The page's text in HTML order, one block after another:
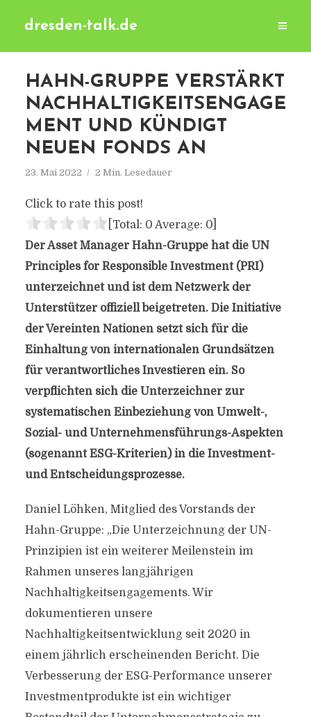
dresden-talk.de
HAHN-GRUPPE VERSTÄRKT
NACHHALTIGKEITSENGAGE
MENT UND KÜNDIGT
NEUEN FONDS AN
23. Mai 2022 2 Min. Lesedauer
Click to rate this post!
[Total: 0 Average: 0]
Der Asset Manager Hahn-Gruppe hat die UN
Principles for Responsible Investment (PRI)
unterzeichnet und ist dem Netzwerk der
Unterstützer offiziell beigetreten. Die Initiative
der Vereinten Nationen setzt sich für die
Einhaltung von internationalen Grundsätzen
für verantwortliches Investieren ein. So
verpflichten sich die Unterzeichner zur
systematischen Einbeziehung von Umwelt-,
Sozial- und Unternehmensführungs-Aspekten
(sogenannt ESG-Kriterien) in die Investment-
und Entscheidungsprozesse.
Daniel Löhken, Mitglied des Vorstands der
Hahn-Gruppe: „Die Unterzeichnung der UN-
Prinzipien ist ein weiterer Meilenstein im
Rahmen unseres langjährigen
Nachhaltigkeitsengagements. Wir
dokumentieren unsere
Nachhaltigkeitsentwicklung seit 2020 in
einem jährlich erscheinenden Bericht. Die
Verbesserung der ESG-Performance unserer
Investmentprodukte ist ein wichtiger